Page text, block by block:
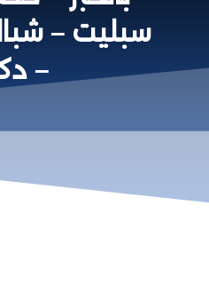
سبليت –
–